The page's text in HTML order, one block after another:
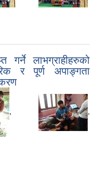
गर्ने लाभग्राहीहरुको
र पूर्ण अपाङ्गता
, ,